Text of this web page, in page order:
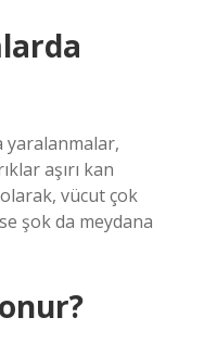
yaralanmalar,
aşırı kan
vücut çok
şok da meydana